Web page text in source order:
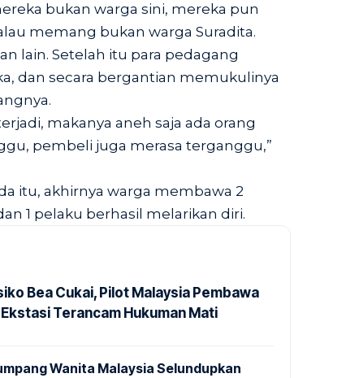
bukan warga sini, mereka pun
memang bukan warga Suradita.
lain. Setelah itu para pedagang
dan secara bergantian memukulinya
makanya aneh saja ada orang
pembeli juga merasa terganggu,”
itu, akhirnya warga membawa 2
1 pelaku berhasil melarikan diri.
Bea Cukai, Pilot Malaysia Pembawa
Terancam Hukuman Mati
Wanita Malaysia Selundupkan